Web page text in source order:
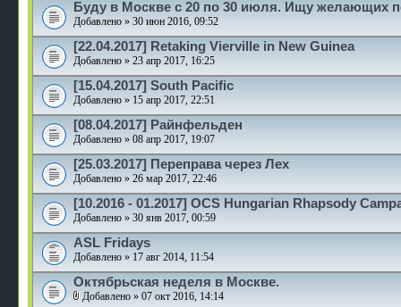
Буду в Москве с 20 по 30 июля. Ищу желающих
Добавлено » 30 июн 2016, 09:52
[22.04.2017] Retaking Vierville in New Guinea
Добавлено » 23 апр 2017, 16:25
[15.04.2017] South Pacific
Добавлено » 15 апр 2017, 22:51
[08.04.2017] Райнфельден
Добавлено » 08 апр 2017, 19:07
[25.03.2017] Переправа через Лех
Добавлено » 26 мар 2017, 22:46
[10.2016 - 01.2017] OCS Hungarian Rhapsody
Добавлено » 30 янв 2017, 00:59
ASL Fridays
Добавлено » 17 авг 2014, 11:54
Октябрьская неделя в Москве.
Добавлено » 07 окт 2016, 14:14